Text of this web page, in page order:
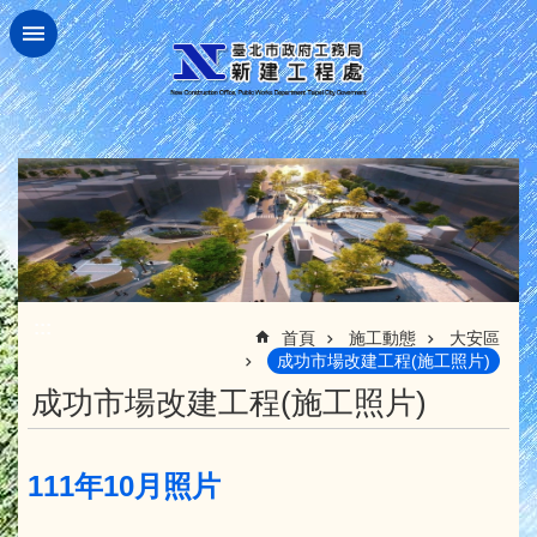
跳到主要內容區塊
首頁 施工動態
大安區
成功市場改建工程(施工照片)
成功市場改建工程(施工照片)
111年10月照片